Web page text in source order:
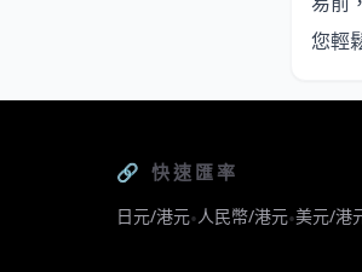
您輕
🔗 快速匯率
日元/港元•人民幣/港元•美元/港